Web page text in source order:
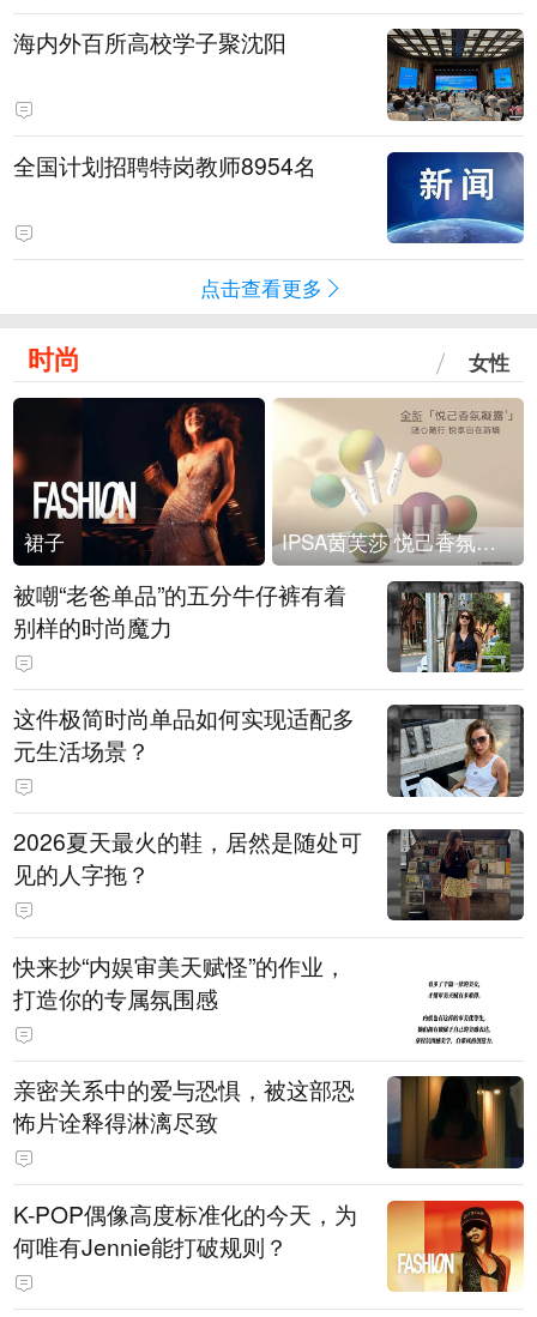
海内外百所高校学子聚沈阳
全国计划招聘特岗教师8954名
点击查看更多
时尚 女性
裙子 IPSA茵芙莎 悦己香氛凝露上市
被嘲“老爸单品”的五分牛仔裤有着
别样的时尚魔力
这件极简时尚单品如何实现适配多
元生活场景？
2026夏天最火的鞋，居然是随处可
见的人字拖？
快来抄“内娱审美天赋怪”的作业，
打造你的专属氛围感
亲密关系中的爱与恐惧，被这部恐
怖片诠释得淋漓尽致
K-POP偶像高度标准化的今天，为
何唯有Jennie能打破规则？